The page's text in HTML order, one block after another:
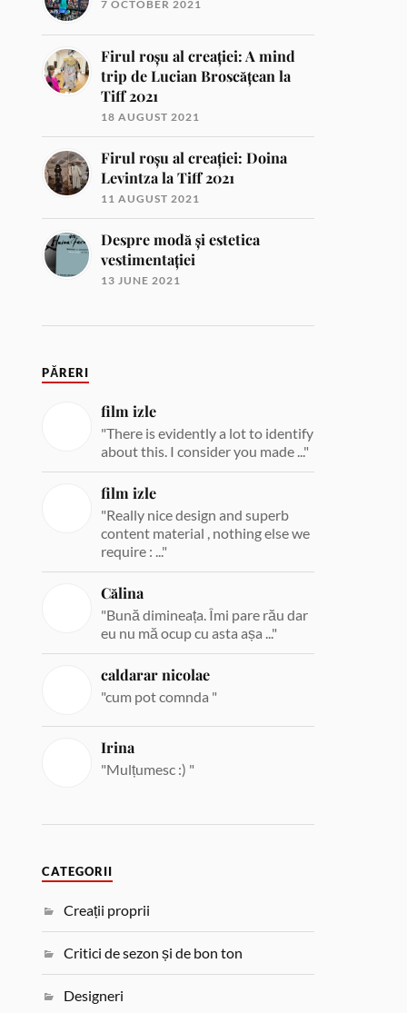
7 OCTOBER 2021
Firul roșu al creației: A mind
trip de Lucian Broscățean la
Tiff 2021
18 AUGUST 2021
Firul roșu al creației: Doina
Levintza la Tiff 2021
11 AUGUST 2021
Despre modă și estetica
vestimentației
13 JUNE 2021
PĂRERI
film izle
"There is evidently a lot to identify
about this. I consider you made ..."
film izle
"Really nice design and superb
content material , nothing else we
require : ..."
Călina
"Bună dimineața. Îmi pare rău dar
eu nu mă ocup cu asta așa ..."
caldarar nicolae
"cum pot comnda "
Irina
"Mulțumesc :) "
CATEGORII
Creații proprii
Critici de sezon și de bon ton
Designeri